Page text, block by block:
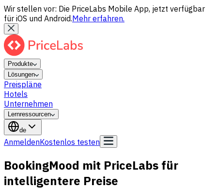
Wir stellen vor: Die PriceLabs Mobile App, jetzt verfügbar
für iOS und Android.Mehr erfahren.
Produkte
Lösungen
Preispläne
Hotels
Unternehmen
Lernressourcen
de
AnmeldenKostenlos testen
BookingMood mit PriceLabs für
intelligentere Preise